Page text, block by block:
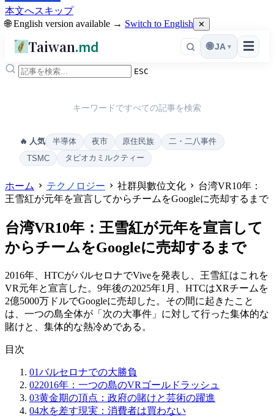
本文へスキップ
🌐 English version available → Switch to English ✕
Taiwan.md ☰
🌐 JA ▾
ESC
キーワードですべての記事を検索
🔥 人気 半導体 夜市 原住民族
二・二八事件
TSMC
タピオカミルクティー
ホーム テクノロジー 社群與數位文化
台湾VR10年：
王雪紅が元年を宣言してからチームをGoogleに売却するまで
台湾VR10年：王雪紅が元年を宣言して
からチームをGoogleに売却するまで
2016年、HTCがバルセロナでViveを発表し、王雪紅はこれを
VR元年と宣言した。9年後の2025年1月、HTCはXRチームを
2億5000万ドルでGoogleに売却した。その間に起きたこと
は、一つの島全体が「次の大事件」に対して行った集体的な
賭けと、集体的な熱冷めである。
目次
01バルセロナでの大勝負
022016年：一つの島のVRゴールドラッシュ
03黄金期の頂点：政府の賭けと芸術の躍進
04水を差す現実：消費者は買わない